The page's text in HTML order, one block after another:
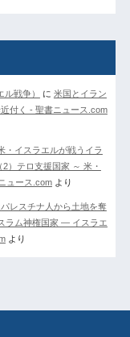
戦争） に 米国とイラン
付く - 聖書ニュース.com
・イスラエルが戦うイラ
）テロ支援国家 ～ 米・
ュース.comより
レスチナ人から土地を奪
ラム神権国家 ― イスラエ
より